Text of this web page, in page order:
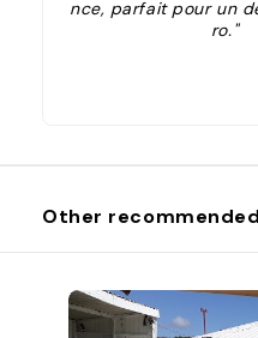
nce, parfait pour un
ro."
Other